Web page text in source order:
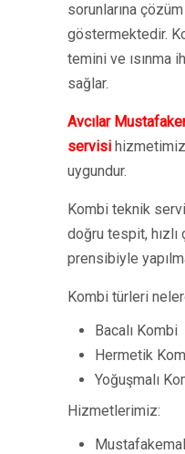
sorunlarına
göstermektedir.
temini ve ısınma
sağlar.
Avcılar
servisi
uygundur.
Kombi teknik
doğru tespit,
prensibiyle
Kombi türleri
Bacalı Kombi
Hermetik
Yoğuşmalı
Hizmetlerimiz: